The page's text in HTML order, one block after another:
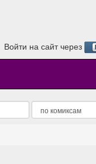
Войти на сайт через